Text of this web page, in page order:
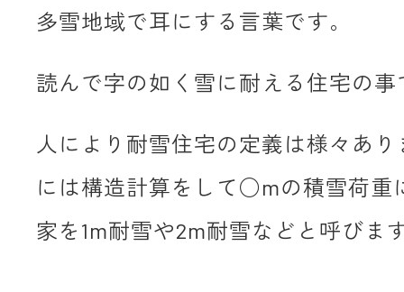
多雪地域で耳にする言葉です。
読んで字の如く雪に耐える住宅の事
人により耐雪住宅の定義は様々あ
には構造計算をして○mの積雪荷重
家を1m耐雪や2m耐雪などと呼びま